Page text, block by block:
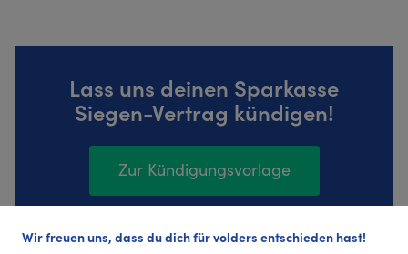
Lass uns deinen Sparkasse
Siegen-Vertrag kündigen!
Zur Kündigungsvorlage
Wir freuen uns, dass du dich für volders entschieden hast!